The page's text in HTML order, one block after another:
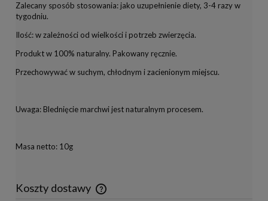
Zalecany sposób stosowania: jako uzupełnienie diety, 3-4 razy w
tygodniu.
Ilość: w zależności od wielkości i potrzeb zwierzęcia.
Produkt w 100% naturalny. Pakowany ręcznie.
Przechowywać w suchym, chłodnym i zacienionym miejscu.
Uwaga: Blednięcie marchwi jest naturalnym procesem.
Masa netto: 10g
Koszty dostawy
Cena nie zawiera ewentualnych kosztów płatności